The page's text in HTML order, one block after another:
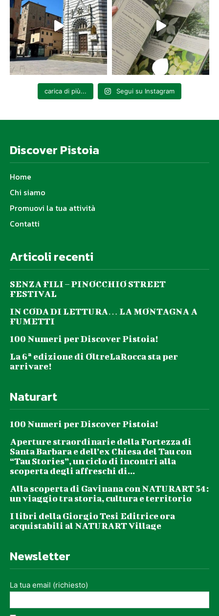
carica di più... Segui su Instagram
Discover Pistoia
Home
Chi siamo
Promuovi la tua attività
Contatti
Articoli recenti
SENZA FILI – PINOCCHIO STREET
FESTIVAL
IN CODA DI LETTURA… LA MONTAGNA A
FUMETTI
100 Numeri per Discover Pistoia!
La 6ª edizione di OltreLaRocca sta per
arrivare!
Naturart
100 Numeri per Discover Pistoia!
Aperture straordinarie della Fortezza di
Santa Barbara e dell’ex Chiesa del Tau con
“Tau Stories”, un ciclo di incontri alla
scoperta degli affreschi di...
Alla scoperta di Gavinana con NATURART 54:
un viaggio tra storia, cultura e territorio
I libri della Giorgio Tesi Editrice ora
acquistabili al NATURART Village
Newsletter
La tua email (richiesto)